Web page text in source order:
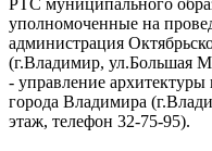
уполномоченные на
администрация
(г.Владимир, ул.Большая
- управление архитектуры
города Владимира
этаж, телефон 32-75-95).